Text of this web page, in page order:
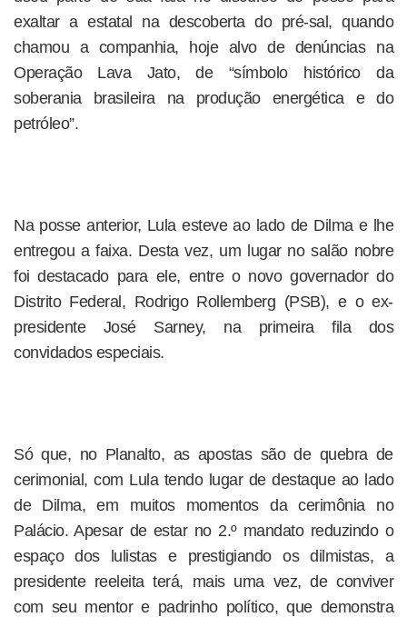
exaltar a estatal na descoberta do pré-sal, quando
chamou a companhia, hoje alvo de denúncias na
Operação Lava Jato, de “símbolo histórico da
soberania brasileira na produção energética e do
petróleo”.
Na posse anterior, Lula esteve ao lado de Dilma e lhe
entregou a faixa. Desta vez, um lugar no salão nobre
foi destacado para ele, entre o novo governador do
Distrito Federal, Rodrigo Rollemberg (PSB), e o ex-
presidente José Sarney, na primeira fila dos
convidados especiais.
Só que, no Planalto, as apostas são de quebra de
cerimonial, com Lula tendo lugar de destaque ao lado
de Dilma, em muitos momentos da cerimônia no
Palácio. Apesar de estar no 2.º mandato reduzindo o
espaço dos lulistas e prestigiando os dilmistas, a
presidente reeleita terá, mais uma vez, de conviver
com seu mentor e padrinho político, que demonstra